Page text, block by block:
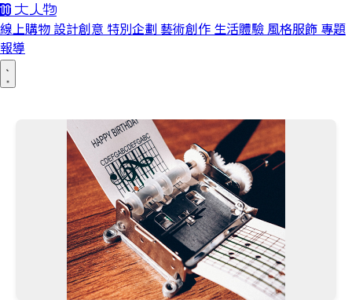
線上購物 設計創意 特別企劃 藝術創作 生活體驗 風格服飾 專題
報導